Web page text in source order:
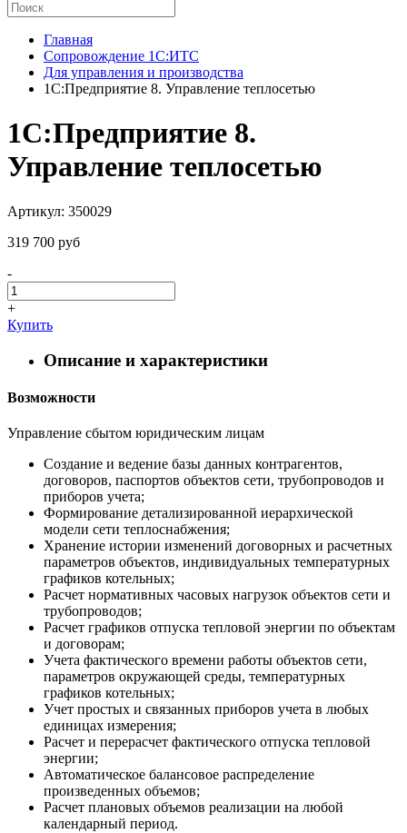
Главная
Сопровождение 1С:ИТС
Для управления и производства
1С:Предприятие 8. Управление теплосетью
1С:Предприятие 8.
Управление теплосетью
Артикул: 350029
319 700 pуб
-
+
Купить
Описание и характеристики
Возможности
Управление сбытом юридическим лицам
Создание и ведение базы данных контрагентов,
договоров, паспортов объектов сети, трубопроводов и
приборов учета;
Формирование детализированной иерархической
модели сети теплоснабжения;
Хранение истории изменений договорных и расчетных
параметров объектов, индивидуальных температурных
графиков котельных;
Расчет нормативных часовых нагрузок объектов сети и
трубопроводов;
Расчет графиков отпуска тепловой энергии по объектам
и договорам;
Учета фактического времени работы объектов сети,
параметров окружающей среды, температурных
графиков котельных;
Учет простых и связанных приборов учета в любых
единицах измерения;
Расчет и перерасчет фактического отпуска тепловой
энергии;
Автоматическое балансовое распределение
произведенных объемов;
Расчет плановых объемов реализации на любой
календарный период.